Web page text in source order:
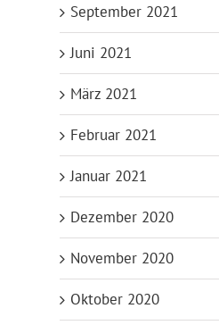
September 2021
Juni 2021
März 2021
Februar 2021
Januar 2021
Dezember 2020
November 2020
Oktober 2020